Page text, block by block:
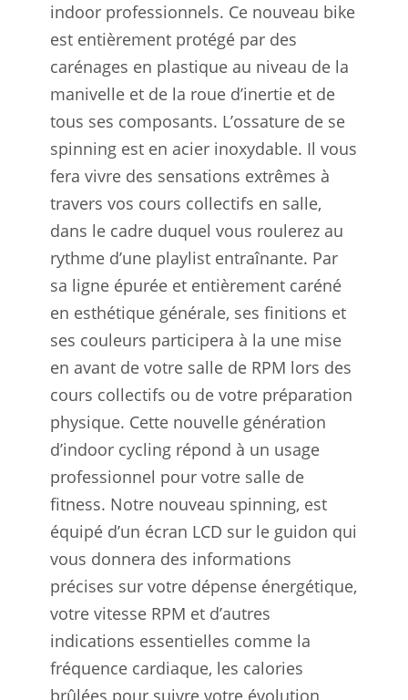
indoor professionnels. Ce nouveau bike
est entièrement protégé par des
carénages en plastique au niveau de la
manivelle et de la roue d’inertie et de
tous ses composants. L’ossature de se
spinning est en acier inoxydable. Il vous
fera vivre des sensations extrêmes à
travers vos cours collectifs en salle,
dans le cadre duquel vous roulerez au
rythme d’une playlist entraînante. Par
sa ligne épurée et entièrement caréné
en esthétique générale, ses finitions et
ses couleurs participera à la une mise
en avant de votre salle de RPM lors des
cours collectifs ou de votre préparation
physique. Cette nouvelle génération
d’indoor cycling répond à un usage
professionnel pour votre salle de
fitness. Notre nouveau spinning, est
équipé d’un écran LCD sur le guidon qui
vous donnera des informations
précises sur votre dépense énergétique,
votre vitesse RPM et d’autres
indications essentielles comme la
fréquence cardiaque, les calories
brûlées pour suivre votre évolution